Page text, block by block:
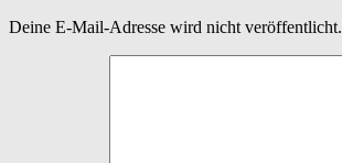
Deine E-Mail-Adresse wird nicht veröffentlicht.